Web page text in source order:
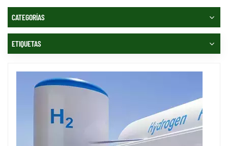
CATEGORÍAS
ETIQUETAS